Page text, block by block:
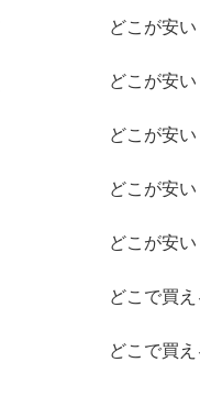
どこが安
どこが安
どこが安
どこが安
どこが安
どこで買
どこで買